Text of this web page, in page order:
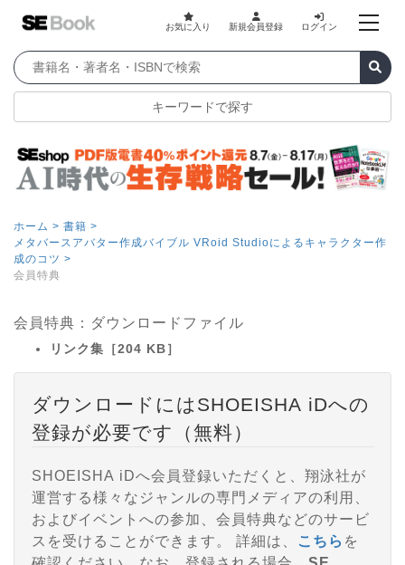
お気に入り 新規会員登録 ログイン
キーワードで探す
ホーム > 書籍 >
メタバースアバター作成バイブル VRoid Studioによるキャラクター作
成のコツ >
会員特典
会員特典：ダウンロードファイル
リンク集［204 KB］
ダウンロードにはSHOEISHA iDへの
登録が必要です（無料）
SHOEISHA iDへ会員登録いただくと、翔泳社が
運営する様々なジャンルの専門メディアの利用、
およびイベントへの参加、会員特典などのサービ
スを受けることができます。 詳細は、
こちら を